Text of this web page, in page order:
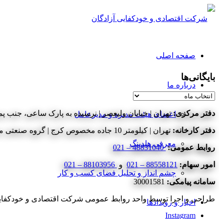
صفحه اصلی
درباره ما
اعضای هیئت مدیره و مدیرعامل
معرفی هلدینگ
چشم انداز و تحلیل فضای کسب و کار
اخبار و رویدادها
بایگانی‌ها
بایگانی‌ها
دفتر مرکزی:تهران | خیابان ولیعصر | نرسیده به پارک ساعی، جنب
دفتر کارخانه: تهران | کیلومتر 10 جاده مخصوص کرج | گروه صنعتی مینو | شرکت اقتصادی و خودکفایی آزادگان
روابط عمومی: 48831040 – 021
امور سهام: 88558121 – 021 و
سامانه پیامکی:
طراحی و اجرا توسط واحد روابط عمومی شرکت اقتصادی و خودکفایی آزادگان - ©2020 کلیه
Instagram